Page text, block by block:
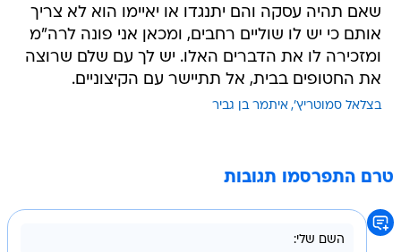
שאם תהיה עסקה והם יתנגדו או יאיימו הוא לא צריך
אותם כי יש לו שוליים רחבים, ומכאן אני פונה לרה"מ
ומזכירה לו את הדברים האלו. יש לך עם שלם שרוצה
את החטופים בבית, אל תתיישר עם הקיצוניים.
בצלאל סמוטריץ' איתמר בן גביר
טרם התפרסמו תגובות